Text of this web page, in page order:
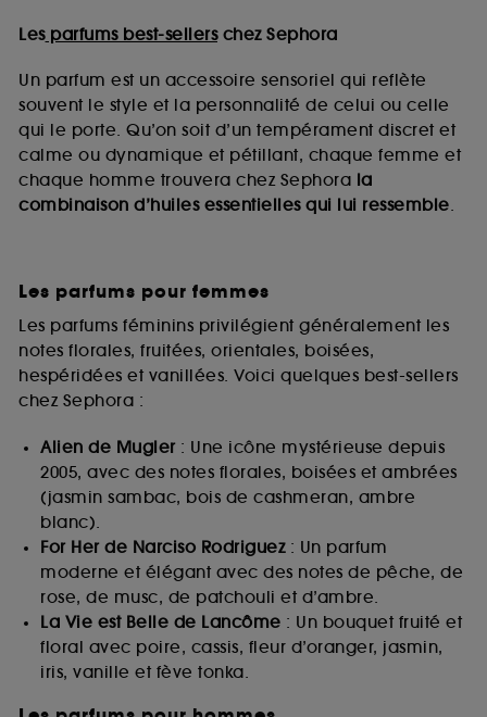
Lesparfums best-sellerschez Sephora
Un parfum est un accessoire sensoriel qui reflète
souvent le style et la personnalité de celui ou celle
qui le porte. Qu’on soit d’un tempérament discret et
calme ou dynamique et pétillant, chaque femme et
chaque homme trouvera chez Sephora la
combinaison d’huiles essentielles qui lui ressemble.
Les parfums pour femmes
Les parfums féminins privilégient généralement les
notes florales, fruitées, orientales, boisées,
hespéridées et vanillées. Voici quelques best-sellers
chez Sephora :
Alien de Mugler: Une icône mystérieuse depuis
2005, avec des notes florales, boisées et ambrées
(jasmin sambac, bois de cashmeran, ambre
blanc).
For Her de Narciso Rodriguez: Un parfum
moderne et élégant avec des notes de pêche, de
rose, de musc, de patchouli et d’ambre.
La Vie est Belle de Lancôme : Un bouquet fruité et
floral avec poire, cassis, fleur d’oranger, jasmin,
iris, vanille et fève tonka.